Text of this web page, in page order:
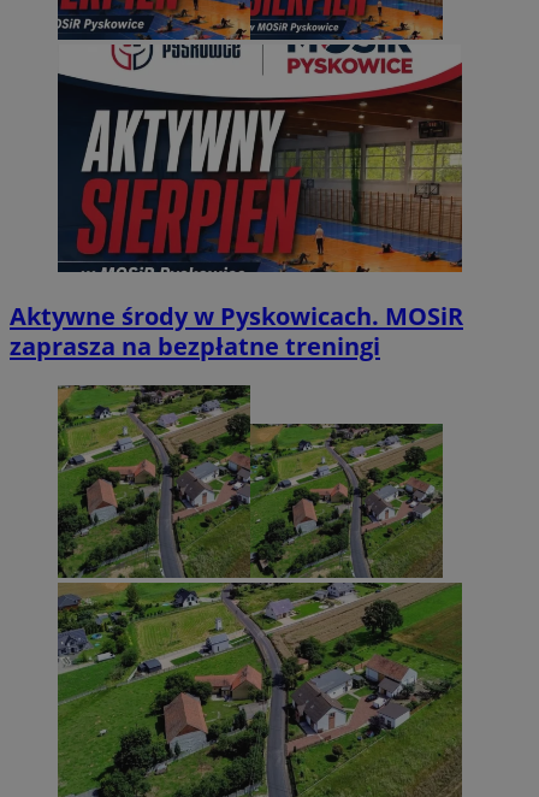
Aktywne środy w Pyskowicach. MOSiR
zaprasza na bezpłatne treningi